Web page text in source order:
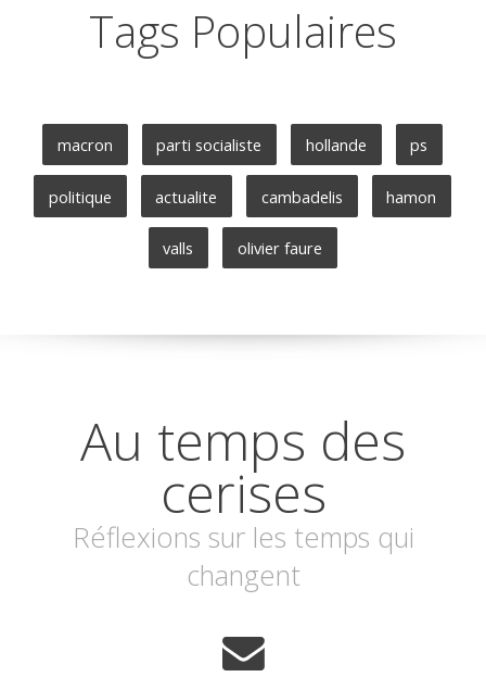
Tags Populaires
macron parti socialiste hollande ps
politique actualite cambadelis hamon
valls olivier faure
Au temps des
cerises
Réflexions sur les temps qui
changent